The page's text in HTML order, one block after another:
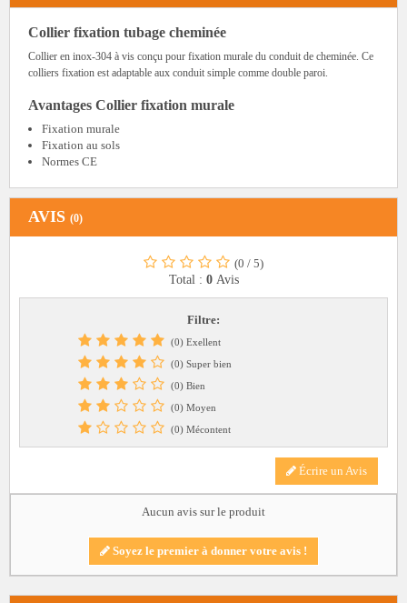
Collier fixation tubage cheminée
Collier en inox-304 à vis conçu pour fixation murale du conduit de cheminée. Ce
colliers fixation est adaptable aux conduit simple comme double paroi.
Avantages Collier fixation murale
Fixation murale
Fixation au sols
Normes CE
AVIS (0)
(0 / 5)
Total : 0 Avis
Filtre:
(0) Exellent
(0) Super bien
(0) Bien
(0) Moyen
(0) Mécontent
Écrire un Avis
Aucun avis sur le produit
Soyez le premier à donner votre avis !